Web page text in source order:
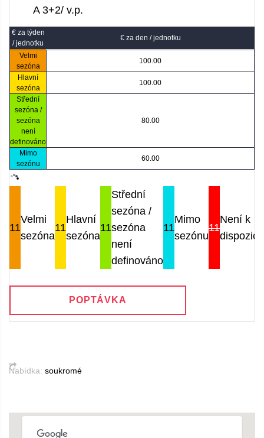
A 3+2/ v.p.
€ za týden
/ jednotku
€ za den / jednotku
Velmi
sezóna
100.00
Hlavní
sezóna
100.00
Střední
sezóna /
sezóna
není
definováno
80.00
Mimo
sezónu
60.00
11
Velmi
sezóna
11
Hlavní
sezóna
11
Střední
sezóna /
sezóna
není
definováno
11
Mimo
sezónu
11
Není k
dispozici
POPTÁVKA
Nabídka: soukromé